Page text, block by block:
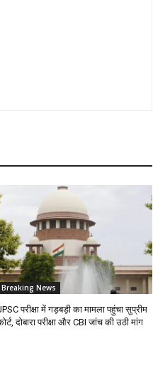
Breaking News
परीक्षा में गड़बड़ी का मामला पहुंचा सुप्रीम
दोबारा परीक्षा और CBI जांच की उठी मांग